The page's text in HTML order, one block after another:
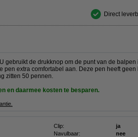
Direct
gebruikt de drukknop om de punt van de balpen
extra comfortabel aan. Deze pen heeft geen
zitten 50 pennen.
en daarmee kosten te besparen.
Clip:
ja
Navulbaar:
nee